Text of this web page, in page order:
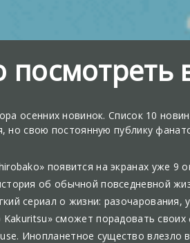
осенних новинок. Список 10
но свою постоянную публику
появится на экранах уже
об обычной повседневной
сериал о жизни: разочарования,
Kakuritsu» сможет порадовать
Инопланетное существо